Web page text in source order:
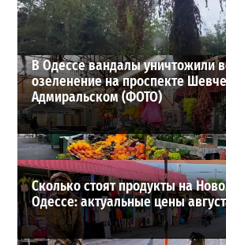
ВИБОР РЕДАКЦИИ
В Одессе вандалы уничтожили
озеленение на проспекте
Адмиральском (ФОТО)
Сколько стоят продукты на
Одессе: актуальные цены